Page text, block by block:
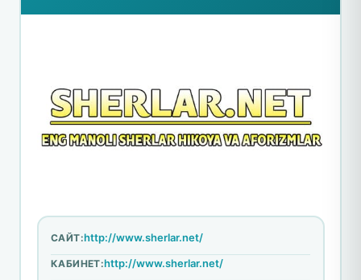
САЙТ:http://www.sherlar.net/
КАБИНЕТ:http://www.sherlar.net/